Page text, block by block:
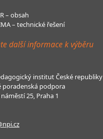
– obsah
– technické řešení
další informace k výběru
institut České republiky
poradenská podpora
25, Praha 1